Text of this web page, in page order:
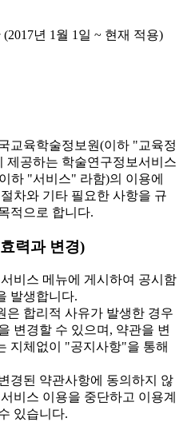
년 1월 1일 ~ 현재 적용)
교육학술정보원(이하 "교육정
제공하는 학술연구정보서비스
하 "서비스" 라함)의 이용에
차와 기타 필요한 사항을 규
적으로 합니다.
력과 변경)
비스 메뉴에 게시하여 공시함
발생합니다.
합리적 사유가 발생한 경우
변경할 수 있으며, 약관을 변
지체없이 "공지사항"을 통해
경된 약관사항에 동의하지 않
비스 이용을 중단하고 이용계
있습니다.